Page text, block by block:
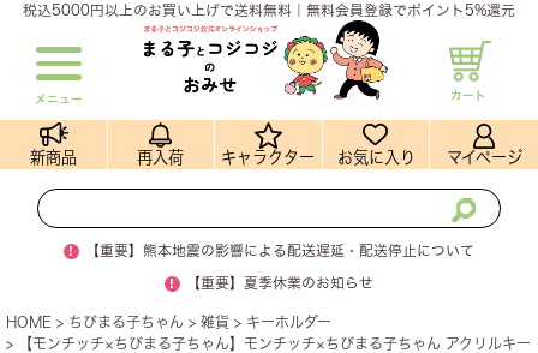
税込5000円以上のお買い上げで送料無料｜無料会員登録でポイント5%還元
メニュー カート
新商品 再入荷 キャラクター お気に入り マイページ
! 【重要】熊本地震の影響による配送遅延・配送停止について
! 【重要】夏季休業のお知らせ
HOME ちびまる子ちゃん 雑貨
キーホルダー
【モンチッチ×ちびまる子ちゃん】モンチッチ×ちびまる子ちゃん アクリルキー